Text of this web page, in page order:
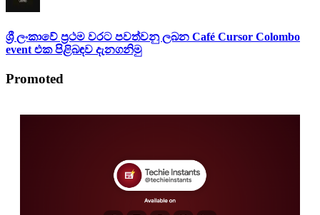
ශ්‍රී ලංකාවේ ප්‍රථම වරට පවත්වනු ලබන Café Cursor Colombo
event එක පිළිබඳව දැනගනිමු
Promoted